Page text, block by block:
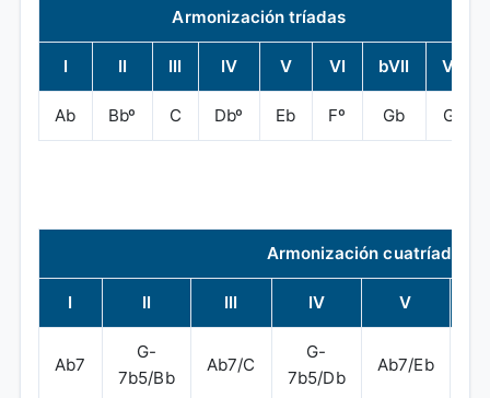
Armonización tríadas
I II III IV V VI bVII VII
Ab Bbº C Dbº Eb Fº Gb Gº
Armonización cuatríadas
I II III IV V
Ab7
G-
7b5/Bb
Ab7/C
G-
7b5/Db
Ab7/Eb